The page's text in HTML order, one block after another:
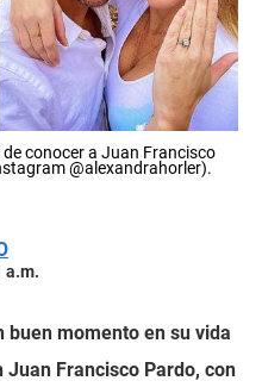
conocer a Juan Francisco
@alexandrahorler).
a.m.
buen momento en su vida
Francisco Pardo, con